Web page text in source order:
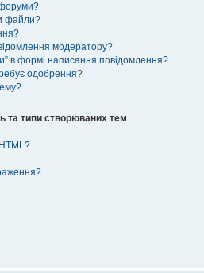
форуми?
файли?
модератору?
в формі написання повідомлення?
одобрення?
та типи створюваних тем